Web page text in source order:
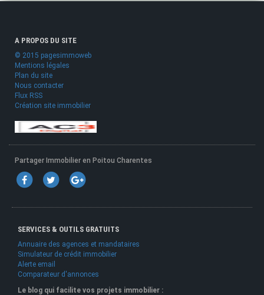
A PROPOS DU SITE
© 2015 pagesimmoweb
Mentions légales
Plan du site
Nous contacter
Flux RSS
Création site immobilier
Partager Immobilier en Poitou Charentes
SERVICES & OUTILS GRATUITS
Annuaire des agences et mandataires
Simulateur de crédit immobilier
Alerte email
Comparateur d'annonces
Le blog qui facilite vos projets immobilier :